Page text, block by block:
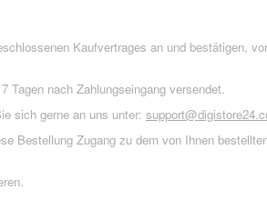
Kaufvertrages an und bestätigen,
Tagen nach Zahlungseingang versendet.
sich gerne an uns unter:
Bestellung Zugang zu dem von Ihnen